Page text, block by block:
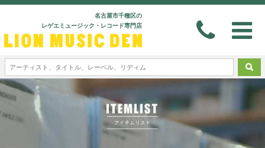
名古屋市千種区の
レゲエミュージック・レコード専門店